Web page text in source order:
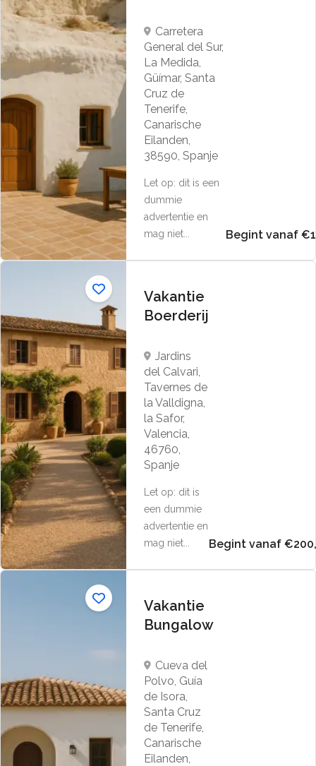
Carretera
General del Sur,
La Medida,
Güímar, Santa
Cruz de
Tenerife,
Canarische
Eilanden,
38590, Spanje
Let op: dit is een
dummie
advertentie en
mag niet...
Begint vanaf
Vakantie
Boerderij
Jardins
del Calvari,
Tavernes de
la Valldigna,
la Safor,
Valencia,
46760,
Spanje
Let op: dit is
een dummie
advertentie en
mag niet...
Begint vanaf
Vakantie
Bungalow
Cueva del
Polvo, Guía
de Isora,
Santa Cruz
de Tenerife,
Canarische
Eilanden,